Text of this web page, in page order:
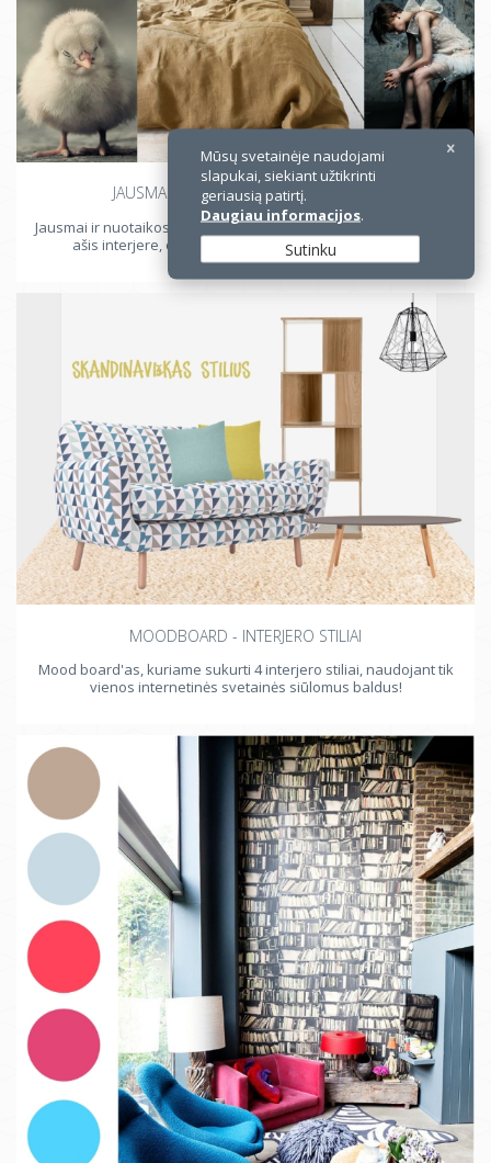
JAUSMAI, NUOTAIKOS - MOOD BOARD
Jausmai ir nuotaikos, sudėti į mood board'ą, kuriame pagrindinė
ašis interjere, o visa kita - tik pagalbinės priemonės...
MOODBOARD - INTERJERO STILIAI
Mood board'as, kuriame sukurti 4 interjero stiliai, naudojant tik
vienos internetinės svetainės siūlomus baldus!
Mūsų svetainėje naudojami
slapukai, siekiant užtikrinti
geriausią patirtį.
Daugiau informacijos.
Sutinku